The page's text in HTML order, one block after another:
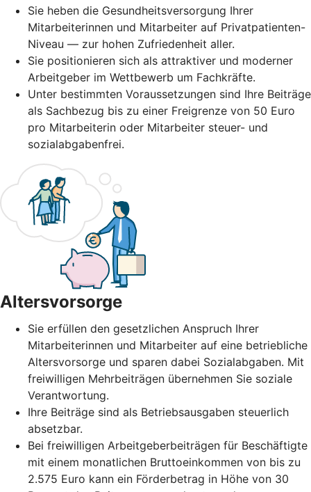
Sie heben die Gesundheitsversorgung Ihrer
Mitarbeiterinnen und Mitarbeiter auf Privatpatienten-
Niveau — zur hohen Zufriedenheit aller.
Sie positionieren sich als attraktiver und moderner
Arbeitgeber im Wettbewerb um Fachkräfte.
Unter bestimmten Voraussetzungen sind Ihre Beiträge
als Sachbezug bis zu einer Freigrenze von 50 Euro
pro Mitarbeiterin oder Mitarbeiter steuer- und
sozialabgabenfrei.
Altersvorsorge
Sie erfüllen den gesetzlichen Anspruch Ihrer
Mitarbeiterinnen und Mitarbeiter auf eine betriebliche
Altersvorsorge und sparen dabei Sozialabgaben. Mit
freiwilligen Mehrbeiträgen übernehmen Sie soziale
Verantwortung.
Ihre Beiträge sind als Betriebsausgaben steuerlich
absetzbar.
Bei freiwilligen Arbeitgeberbeiträgen für Beschäftigte
mit einem monatlichen Bruttoeinkommen von bis zu
2.575 Euro kann ein Förderbetrag in Höhe von 30